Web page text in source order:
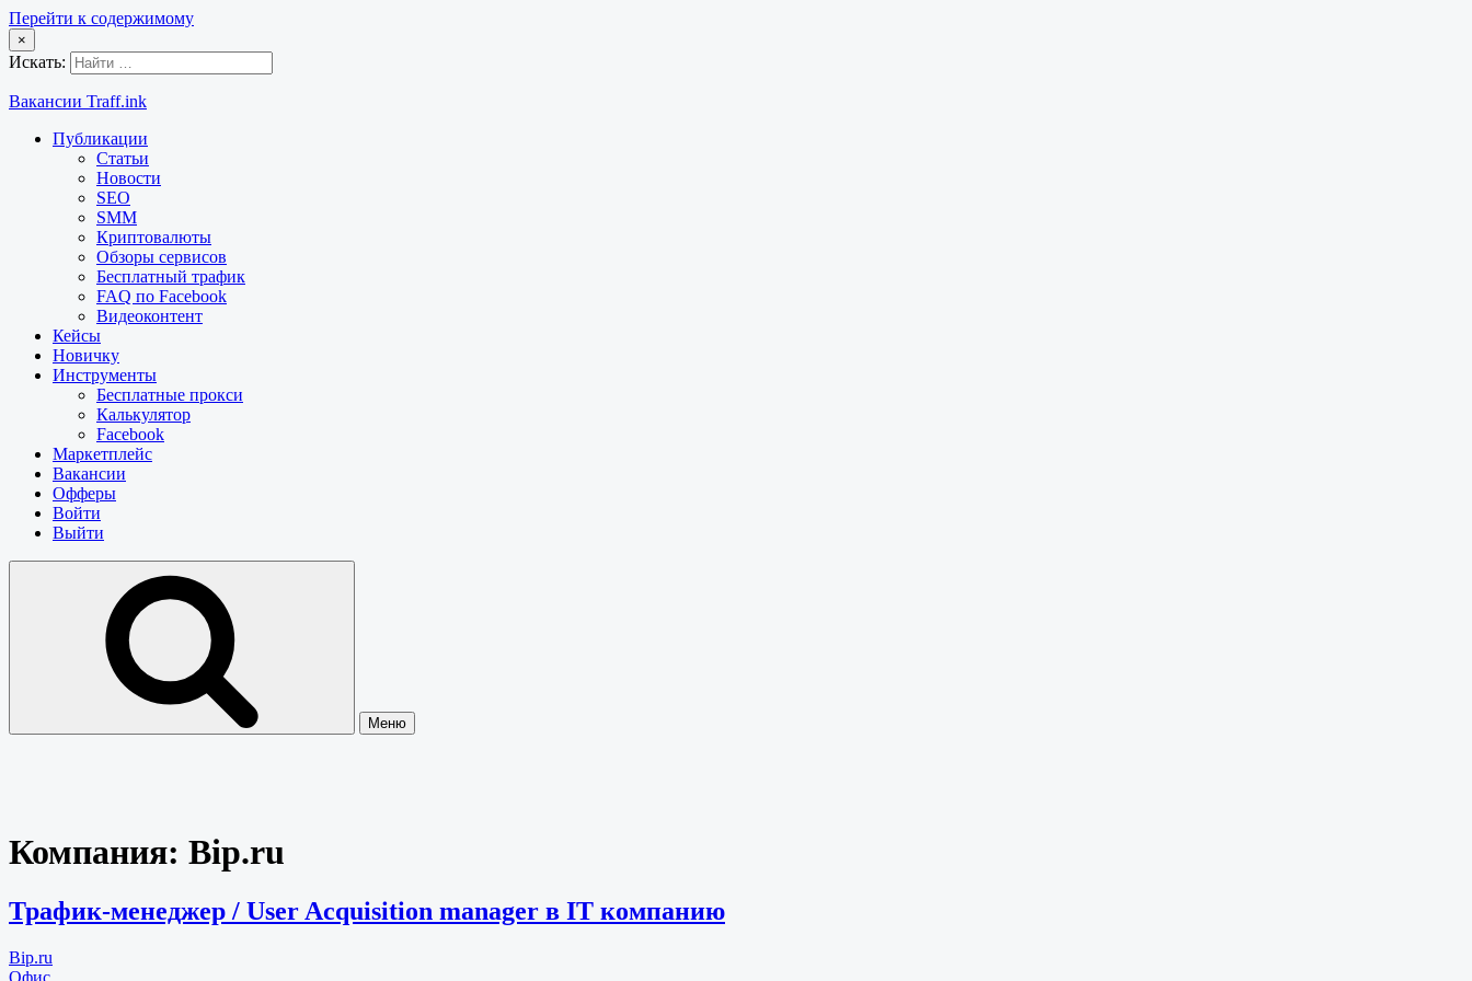
Перейти к содержимому
×
Искать:
Вакансии Traff.ink
Публикации
Статьи
Новости
SEO
SMM
Криптовалюты
Обзоры сервисов
Бесплатный трафик
FAQ по Facebook
Видеоконтент
Кейсы
Новичку
Инструменты
Бесплатные прокси
Калькулятор
Facebook
Маркетплейс
Вакансии
Офферы
Войти
Выйти
Меню
Компания: Bip.ru
Трафик-менеджер / User Acquisition manager в IT компанию
Bip.ru
Офис